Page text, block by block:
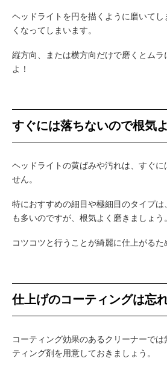
ヘッドライトを円を描くように磨いて
くなってしまいます。
縦方向、または横方向だけで磨くとム
よ！
すぐには落ちないので根気
ヘッドライトの黄ばみや汚れは、すぐに
せん。
特におすすめの細目や極細目のタイプは
も多いのですが、根気よく磨きましょう。
コツコツと行うことが綺麗に仕上がるた
仕上げのコーティングは忘
コーティング効果のあるクリーナーで
ティング剤を用意しておきましょう。